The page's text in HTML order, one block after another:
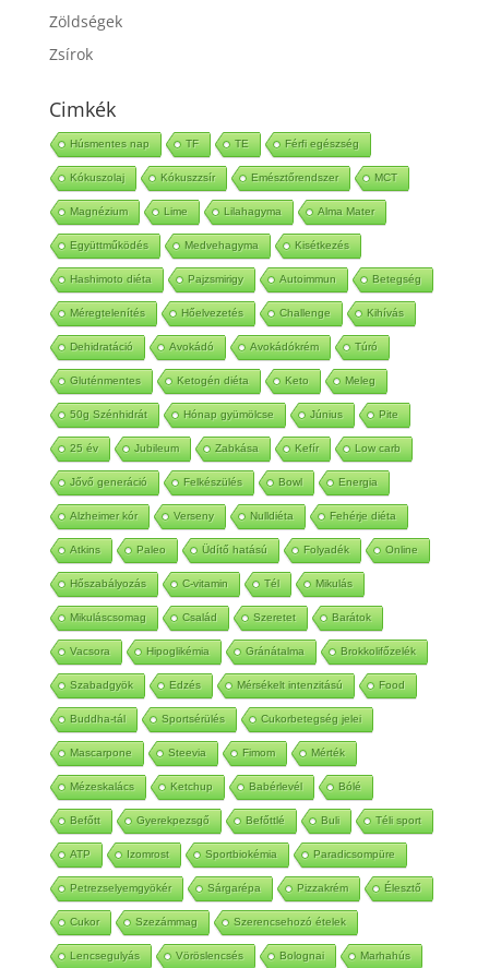
Zöldségek
Zsírok
Cimkék
Húsmentes nap TF TE Férfi egészség
Kókuszolaj Kókuszzsír Emésztőrendszer MCT
Magnézium Lime Lilahagyma Alma Mater
Együttműködés Medvehagyma Kisétkezés
Hashimoto diéta Pajzsmirigy Autoimmun Betegség
Méregtelenítés Hőelvezetés Challenge Kihívás
Dehidratáció Avokádó Avokádókrém Túró
Gluténmentes Ketogén diéta Keto Meleg
50g Szénhidrát Hónap gyümölcse Június Pite
25 év Jubileum Zabkása Kefír Low carb
Jővő generáció Felkészülés Bowl Energia
Alzheimer kór Verseny Nulldiéta Fehérje diéta
Atkins Paleo Üdítő hatású Folyadék Online
Hőszabályozás C-vitamin Tél Mikulás
Mikuláscsomag Család Szeretet Barátok
Vacsora Hipoglikémia Gránátalma Brokkolifőzelék
Szabadgyök Edzés Mérsékelt intenzitású Food
Buddha-tál Sportsérülés Cukorbetegség jelei
Mascarpone Steevia Fimom Mérték
Mézeskalács Ketchup Babérlevél Bólé
Befőtt Gyerekpezsgő Befőttlé Buli Téli sport
ATP Izomrost Sportbiokémia Paradicsompüre
Petrezselyemgyökér Sárgarépa Pizzakrém Élesztő
Cukor Szezámmag Szerencsehozó ételek
Lencsegulyás Vöröslencsés Bolognai Marhahús